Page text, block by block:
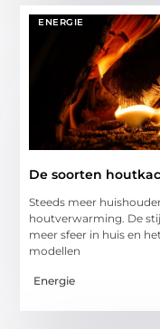
ENERGIE
De soorten
Steeds meer
houtverwarming. De
meer sfeer in huis en
modellen
Energie